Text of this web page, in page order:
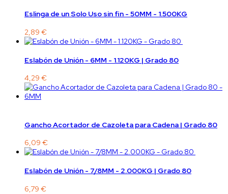
Eslinga de un Solo Uso sin fin - 50MM - 1.500KG
2,89 €
Eslabón de Unión - 6MM - 1.120KG | Grado 80
4,29 €
Gancho Acortador de Cazoleta para Cadena | Grado 80
6,09 €
Eslabón de Unión - 7/8MM - 2.000KG | Grado 80
6,79 €